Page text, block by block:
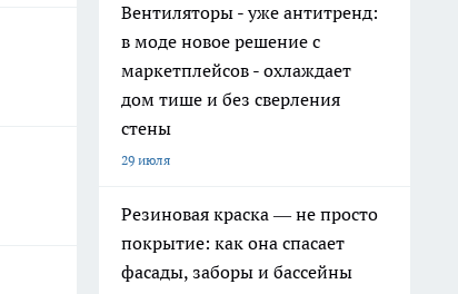
Вентиляторы - уже антитренд:
в моде новое решение с
маркетплейсов - охлаждает
дом тише и без сверления
стены
29 июля
Резиновая краска — не просто
покрытие: как она спасает
фасады, заборы и бассейны